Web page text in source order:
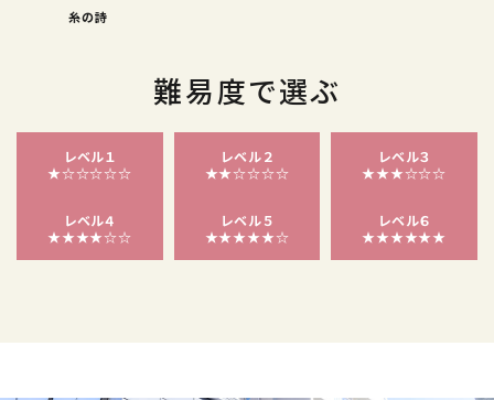
糸の詩
難易度で選ぶ
レベル１
★☆☆☆☆☆
レベル２
★★☆☆☆☆
レベル３
★★★☆☆☆
レベル４
★★★★☆☆
レベル５
★★★★★☆
レベル６
★★★★★★